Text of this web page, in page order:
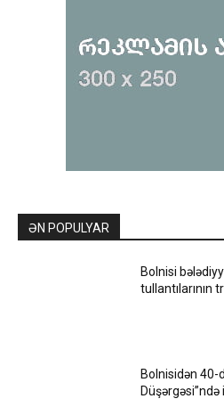
ƏN POPULYAR
Bolnisi
tullantılarının
Bolnisidən 40-